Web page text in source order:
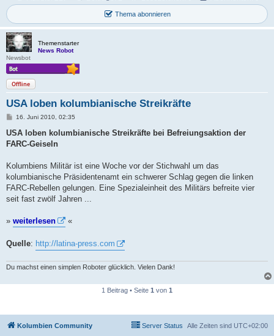
Thema abonnieren
Themenstarter
News Robot
Newsbot
Offline
USA loben kolumbianische Streikräfte
B
i
r
16. Juni 2010, 02:35
USA loben kolumbianische Streikräfte bei Befreiungsaktion der
FARC-Geiseln
Kolumbiens Militär ist eine Woche vor der Stichwahl um das
kolumbianische Präsidentenamt ein schwerer Schlag gegen die linken
FARC-Rebellen gelungen. Eine Spezialeinheit des Militärs befreite vier
seit fast zwölf Jahren ...
» weiterlesen «
Quelle: http://latina-press.com
Du machst einen simplen Roboter glücklich. Vielen Dank!
1 Beitrag • Seite 1 von 1
Kolumbien Community Alle Zeiten sind UTC+02:00
Server Status